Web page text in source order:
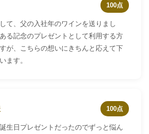
100点
て、父の入社年のワインを送りまし
る記念のプレゼントとして利用する方
が、こちらの想いにきちんと応えて下
ます。
100点
生日プレゼントだったのでずっと悩ん